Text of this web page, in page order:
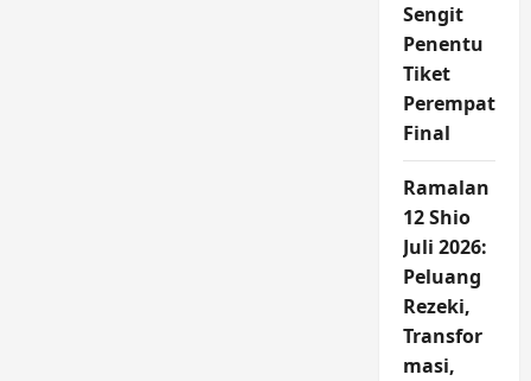
Sengit
Penentu
Tiket
Perempat
Final
Ramalan
12 Shio
Juli 2026:
Peluang
Rezeki,
Transfor
masi,